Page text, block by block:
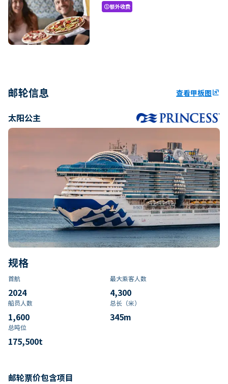
paid额外收费
邮轮信息 查看甲板图ungroup
太阳公主
规格
首航
2024
最大乘客人数
4,300
船员人数
1,600
总长（米）
345m
总吨位
175,500t
邮轮票价包含项目